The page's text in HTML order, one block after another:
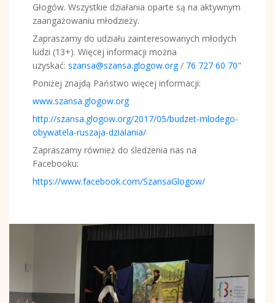
Głogów. Wszystkie działania oparte są na aktywnym
zaangażowaniu młodzieży.
Zapraszamy do udziału zainteresowanych młodych
ludzi (13+). Więcej informacji można
uzyskać: szansa@szansa.glogow.org/ 76 727 60 70"
Poniżej znajdą Państwo więcej informacji:
www.szansa.glogow.org
http://szansa.glogow.org/2017/05/budzet-mlodego-
obywatela-ruszaja-dzialania/
Zapraszamy również do śledzenia nas na
Facebooku:
https://www.facebook.com/SzansaGlogow/